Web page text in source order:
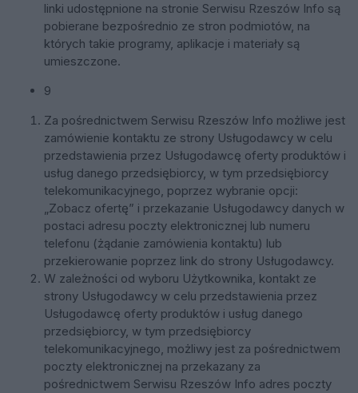
linki udostępnione na stronie Serwisu Rzeszów Info są
pobierane bezpośrednio ze stron podmiotów, na
których takie programy, aplikacje i materiały są
umieszczone.
9
Za pośrednictwem Serwisu Rzeszów Info możliwe jest
zamówienie kontaktu ze strony Usługodawcy w celu
przedstawienia przez Usługodawcę oferty produktów i
usług danego przedsiębiorcy, w tym przedsiębiorcy
telekomunikacyjnego, poprzez wybranie opcji:
„Zobacz ofertę” i przekazanie Usługodawcy danych w
postaci adresu poczty elektronicznej lub numeru
telefonu (żądanie zamówienia kontaktu) lub
przekierowanie poprzez link do strony Usługodawcy.
W zależności od wyboru Użytkownika, kontakt ze
strony Usługodawcy w celu przedstawienia przez
Usługodawcę oferty produktów i usług danego
przedsiębiorcy, w tym przedsiębiorcy
telekomunikacyjnego, możliwy jest za pośrednictwem
poczty elektronicznej na przekazany za
pośrednictwem Serwisu Rzeszów Info adres poczty